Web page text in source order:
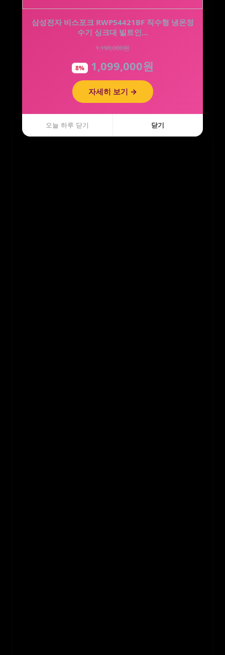
CJ 멜라메이트 트리플액션 식물성 멜라토닌 2mg
30정, 3개
65,700원
56% 28,900원
자세히 보기 →
오늘 하루 닫기 닫기
삼성전자 비스포크 RWP54421BF 직수형 냉온정
수기 싱크대 빌트인…
1,190,000원
8% 1,099,000원
자세히 보기 →
오늘 하루 닫기 닫기